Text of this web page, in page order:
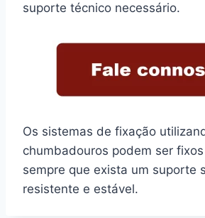
suporte técnico necessário.
Os sistemas de fixação
chumbadouros podem ser
sempre que exista um suporte
resistente e estável.